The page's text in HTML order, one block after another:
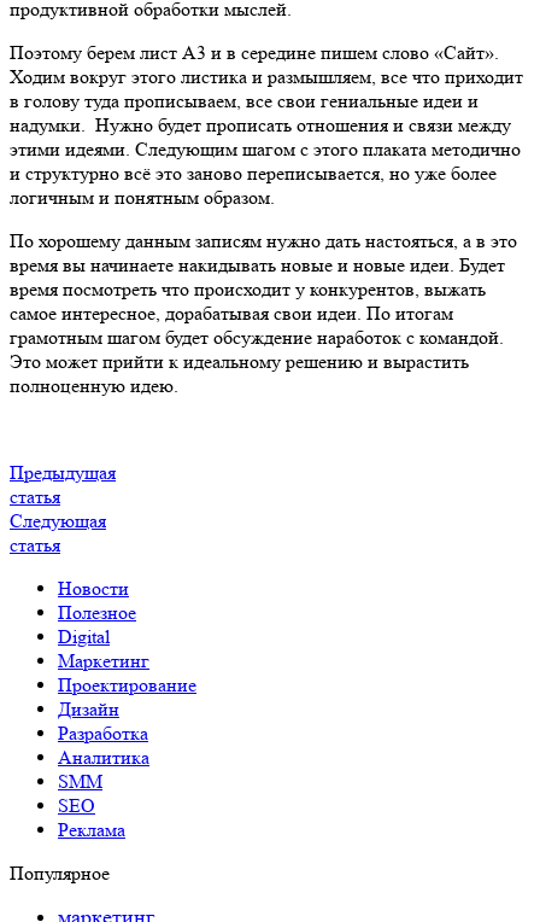
продуктивной обработки мыслей.
Поэтому берем лист А3 и в середине пишем слово «Сайт».
Ходим вокруг этого листика и размышляем, все что приходит
в голову туда прописываем, все свои гениальные идеи и
надумки. Нужно будет прописать отношения и связи между
этими идеями. Следующим шагом с этого плаката методично
и структурно всё это заново переписывается, но уже более
логичным и понятным образом.
По хорошему данным записям нужно дать настояться, а в это
время вы начинаете накидывать новые и новые идеи. Будет
время посмотреть что происходит у конкурентов, выжать
самое интересное, дорабатывая свои идеи. По итогам
грамотным шагом будет обсуждение наработок с командой.
Это может прийти к идеальному решению и вырастить
полноценную идею.
Предыдущая
статья
Следующая
статья
Новости
Полезное
Digital
Маркетинг
Проектирование
Дизайн
Разработка
Аналитика
SMM
SEO
Реклама
Популярное
маркетинг